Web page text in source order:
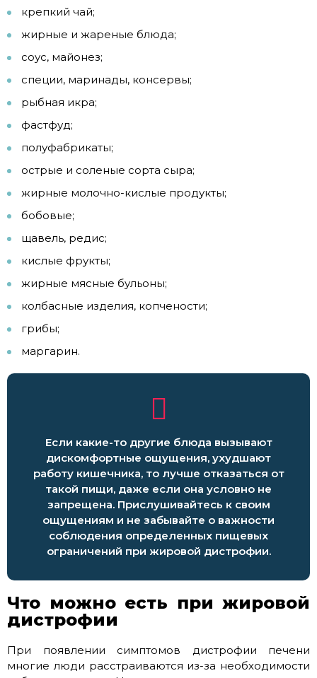
крепкий чай;
жирные и жареные блюда;
соус, майонез;
специи, маринады, консервы;
рыбная икра;
фастфуд;
полуфабрикаты;
острые и соленые сорта сыра;
жирные молочно-кислые продукты;
бобовые;
щавель, редис;
кислые фрукты;
жирные мясные бульоны;
колбасные изделия, копчености;
грибы;
маргарин.
Если какие-то другие блюда вызывают
дискомфортные ощущения, ухудшают
работу кишечника, то лучше отказаться от
такой пищи, даже если она условно не
запрещена. Прислушивайтесь к своим
ощущениям и не забывайте о важности
соблюдения определенных пищевых
ограничений при жировой дистрофии.
Что можно есть при жировой
дистрофии
При появлении симптомов дистрофии печени
многие люди расстраиваются из-за необходимости